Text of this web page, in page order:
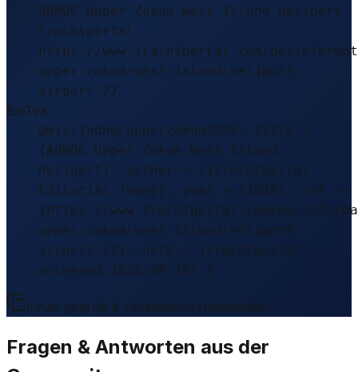
ADNOC Upper Zakum West Island Heliport.
Frachtportal.
https://www.frachtportal.com/de/
upper-zakum-west-island-heliport-
airport-27
BibTeX
@misc{adnocupperzakum2026, title =
{ADNOC Upper Zakum West Island
Heliport}, author = {{Frachtportal
Editorial Team}}, year = {2026}, url =
{https://www.frachtportal.com/de/
upper-zakum-west-island-heliport-
airport-27}, note = {Frachtportal,
accessed 2026-08-10} }
Inhalt geprüft & redaktionell freigegeben.
Fragen & Antworten aus der